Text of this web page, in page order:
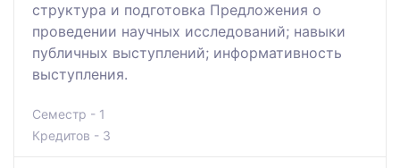
структура и подготовка Предложения о
проведении научных исследований; навыки
публичных выступлений; информативность
выступления.
Семестр - 1
Кредитов - 3